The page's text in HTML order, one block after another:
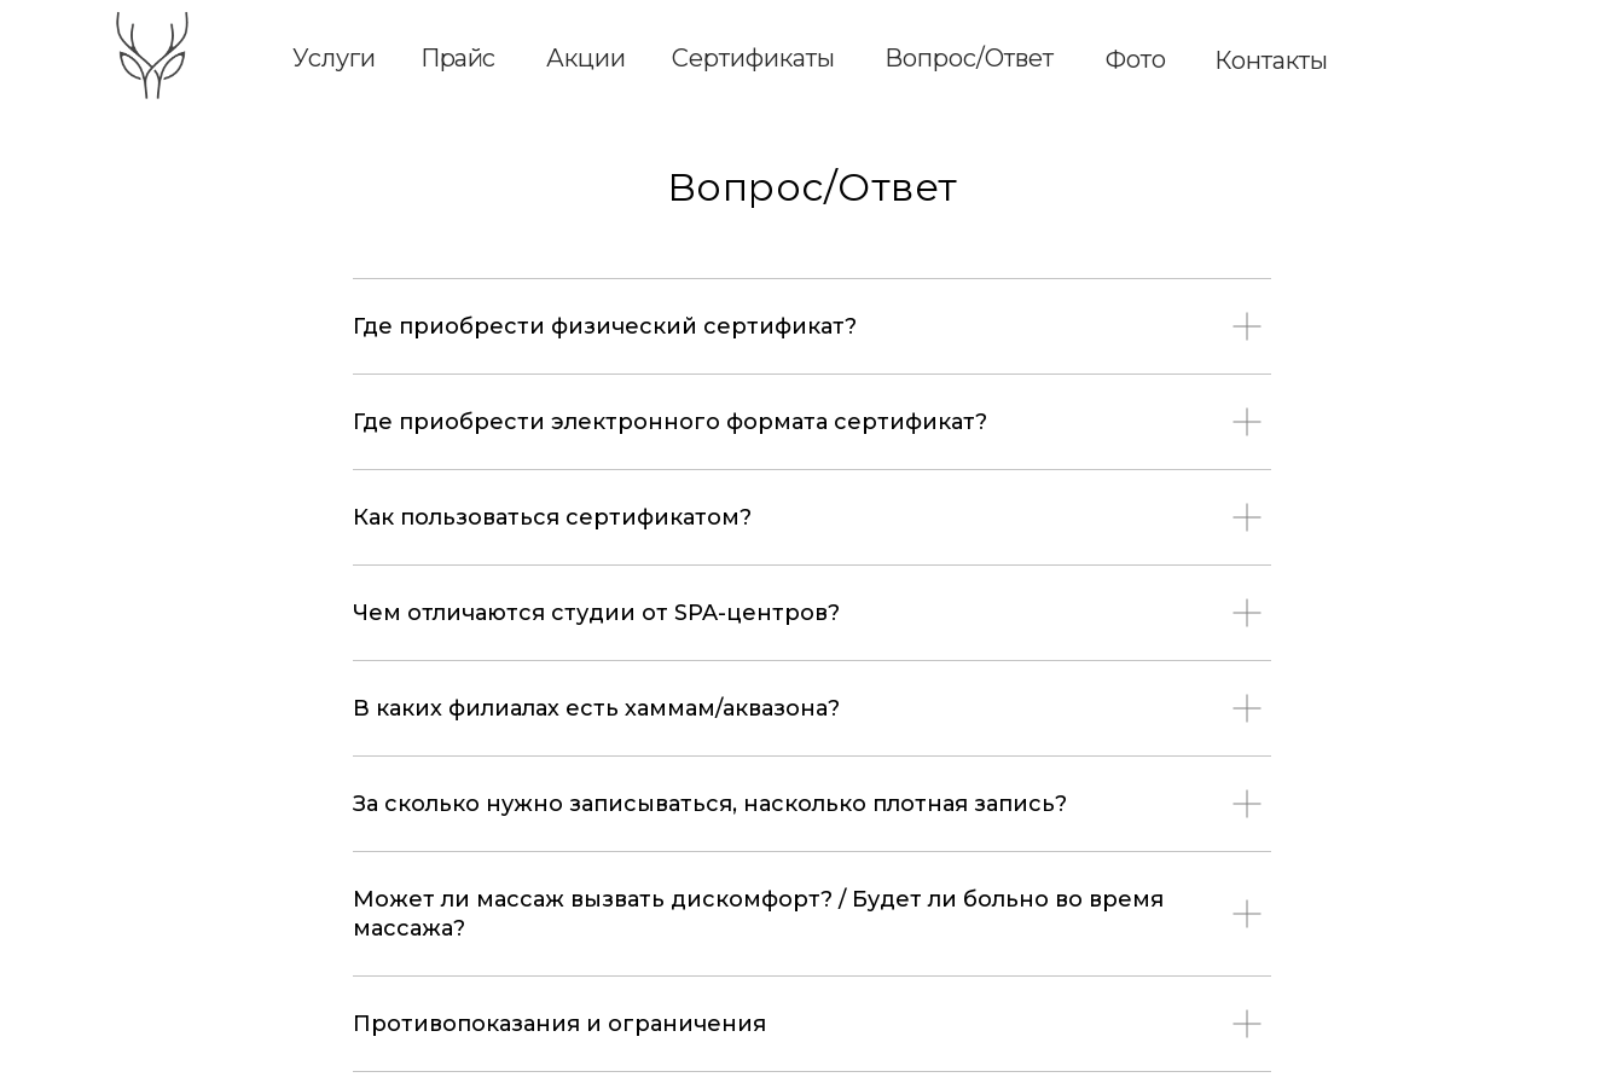
Фото Контакты
Вопрос/Ответ
Сертификаты
Акции
Прайс
Услуги
Вопрос/Ответ
Где приобрести физический сертификат?
Где приобрести электронного формата сертификат?
Как пользоваться сертификатом?
Чем отличаются студии от SPA-центров?
В каких филиалах есть хаммам/аквазона?
За сколько нужно записываться, насколько плотная запись?
Может ли массаж вызвать дискомфорт? / Будет ли больно во время
массажа?
Противопоказания и ограничения